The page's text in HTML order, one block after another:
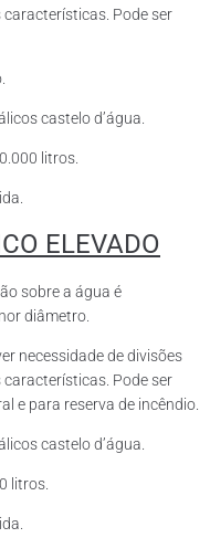
Pode ser
castelo d’água.
litros.
ELEVADO
sobre a água é
diâmetro.
necessidade de divisões
Pode ser
e para reserva de incêndio.
castelo d’água.
litros.